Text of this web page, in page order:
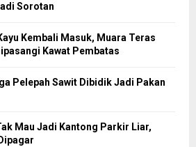
Sorotan
Kembali Masuk, Muara Teras
Kawat Pembatas
Pelepah Sawit Dibidik Jadi Pakan
Mau Jadi Kantong Parkir Liar,